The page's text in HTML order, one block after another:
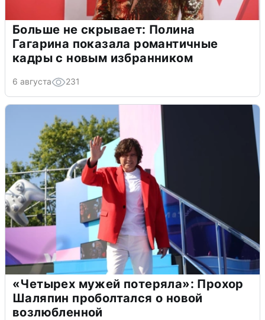
Больше не скрывает: Полина
Гагарина показала романтичные
кадры с новым избранником
6 августа 231
«Четырех мужей потеряла»: Прохор
Шаляпин проболтался о новой
возлюбленной